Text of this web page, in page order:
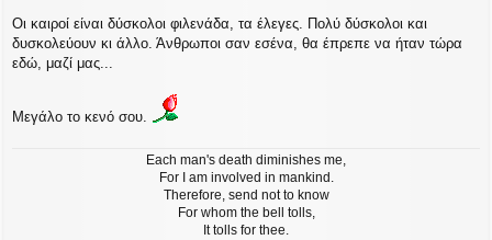
Οι καιροί είναι δύσκολοι φιλενάδα, τα έλεγες. Πολύ δύσκολοι και
δυσκολεύουν κι άλλο. Άνθρωποι σαν εσένα, θα έπρεπε να ήταν τώρα
εδώ, μαζί μας...
Μεγάλο το κενό σου.
Each man's death diminishes me,
For I am involved in mankind.
Therefore, send not to know
For whom the bell tolls,
It tolls for thee.